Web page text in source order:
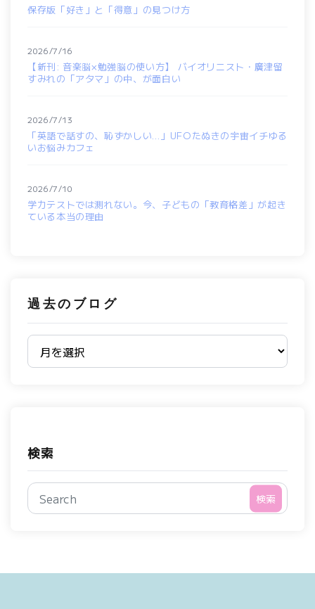
保存版「好き」と「得意」の見つけ方
【新刊: 音楽脳×勉強脳の使い方】 バイオリニスト・廣津留
すみれの「アタマ」の中、が面白い
2026/7/16
「英語で話すの、恥ずかしい…」UFOたぬきの宇宙イチゆる
いお悩みカフェ
2026/7/13
学力テストでは測れない。今、子どもの「教育格差」が起き
ている本当の理由
2026/7/10
過去のブログ
過去のブログ
検索
検索